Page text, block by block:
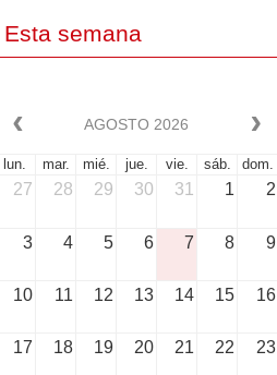
Esta semana
AGOSTO 2026
lun. mar. mié. jue. vie. sáb. dom.
27 28 29 30 31 1 2
3 4 5 6 7 8 9
10 11 12 13 14 15 16
17 18 19 20 21 22 23